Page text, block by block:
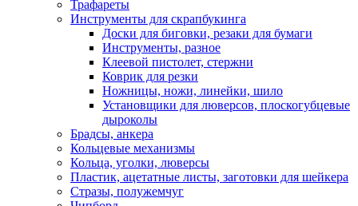
Трафареты
Инструменты для скрапбукинга
Доски для биговки, резаки для бумаги
Инструменты, разное
Клеевой пистолет, стержни
Коврик для резки
Ножницы, ножи, линейки, шило
Установщики для люверсов, плоскогубцевые
дыроколы
Брадсы, анкера
Кольцевые механизмы
Кольца, уголки, люверсы
Пластик, ацетатные листы, заготовки для шейкера
Стразы, полужемчуг